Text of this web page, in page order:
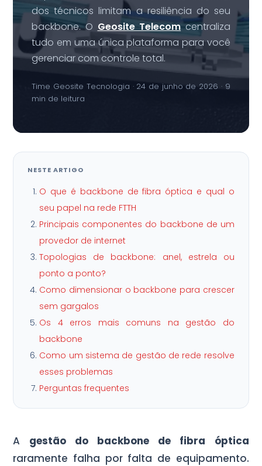
dos técnicos limitam a resiliência do seu
backbone. O Geosite Telecomcentraliza
tudo em uma única plataforma para você
gerenciar com controle total.
Time Geosite Tecnologia · 24 de junho de 2026 · 9
min de leitura
NESTE ARTIGO
O que é backbone de fibra óptica e qual o
seu papel na rede FTTH
Principais componentes do backbone de um
provedor de internet
Topologias de backbone: anel, estrela ou
ponto a ponto?
Como dimensionar o backbone para crescer
sem gargalos
Os 4 erros mais comuns na gestão do
backbone
Como um sistema de gestão de rede resolve
esses problemas
Perguntas frequentes
A gestão do backbone de fibra óptica
raramente falha por falta de equipamento.